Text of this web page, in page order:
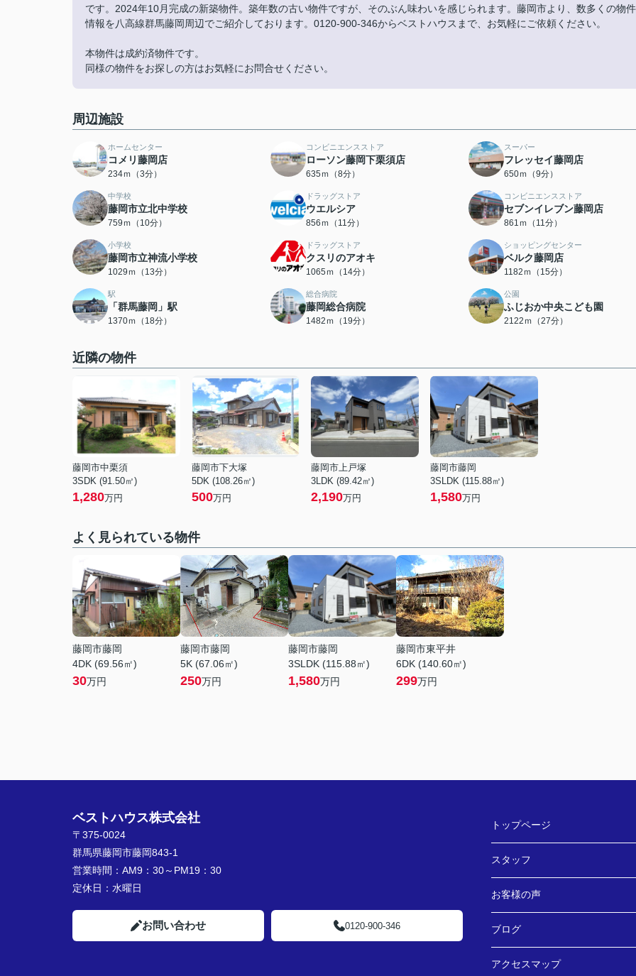
です。2024年10月完成の新築物件。築年数の古い物件ですが、そのぶん味わいを感じられます。藤岡市より、数多くの物件
情報を八高線群馬藤岡周辺でご紹介しております。0120-900-346からベストハウスまで、お気軽にご依頼ください。
本物件は成約済物件です。
同様の物件をお探しの方はお気軽にお問合せください。
周辺施設
ホームセンター
コメリ藤岡店
234ｍ（3分）
コンビニエンスストア
ローソン藤岡下栗須店
635ｍ（8分）
スーパー
フレッセイ藤岡店
650ｍ（9分）
中学校
藤岡市立北中学校
759ｍ（10分）
ドラッグストア
ウエルシア
856ｍ（11分）
コンビニエンスストア
セブンイレブン藤岡店
861ｍ（11分）
小学校
藤岡市立神流小学校
1029ｍ（13分）
ドラッグストア
クスリのアオキ
1065ｍ（14分）
ショッピングセンター
ベルク藤岡店
1182ｍ（15分）
駅
「群馬藤岡」駅
1370ｍ（18分）
総合病院
藤岡総合病院
1482ｍ（19分）
公園
ふじおか中央こども園
2122ｍ（27分）
近隣の物件
藤岡市中栗須
3SDK (91.50㎡)
1,280万円
藤岡市下大塚
5DK (108.26㎡)
500万円
藤岡市上戸塚
3LDK (89.42㎡)
2,190万円
藤岡市藤岡
3SLDK (115.88㎡)
1,580万円
よく見られている物件
藤岡市藤岡
4DK (69.56㎡)
30万円
藤岡市藤岡
5K (67.06㎡)
250万円
藤岡市藤岡
3SLDK (115.88㎡)
1,580万円
藤岡市東平井
6DK (140.60㎡)
299万円
ベストハウス株式会社
〒375-0024
群馬県藤岡市藤岡843-1
営業時間： AM9：30～PM19：30
定休日： 水曜日
お問い合わせ 0120-900-346
トップページ
スタッフ
お客様の声
ブログ
アクセスマップ